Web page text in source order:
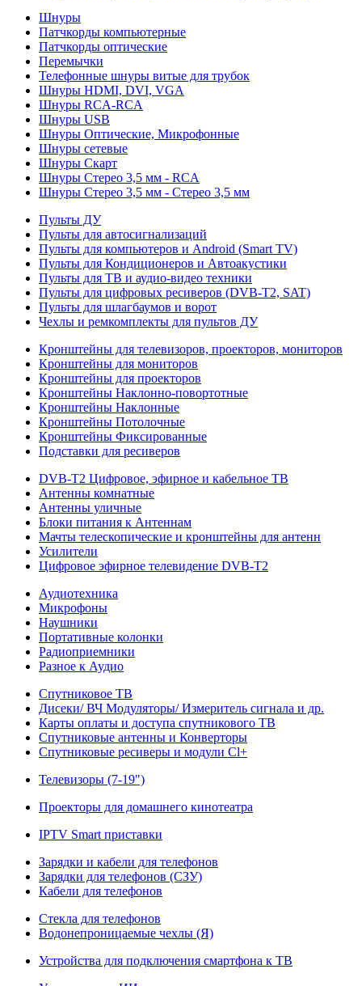
Шнуры
Патчкорды компьютерные
Патчкорды оптические
Перемычки
Телефонные шнуры витые для трубок
Шнуры HDMI, DVI, VGA
Шнуры RCA-RCA
Шнуры USB
Шнуры Оптические, Микрофонные
Шнуры сетевые
Шнуры Скарт
Шнуры Стерео 3,5 мм - RCA
Шнуры Стерео 3,5 мм - Стерео 3,5 мм
Пульты ДУ
Пульты для автосигнализаций
Пульты для компьютеров и Android (Smart TV)
Пульты для Кондиционеров и Автоакустики
Пульты для ТВ и аудио-видео техники
Пульты для цифровых ресиверов (DVB-T2, SAT)
Пульты для шлагбаумов и ворот
Чехлы и ремкомплекты для пультов ДУ
Кронштейны для телевизоров, проекторов, мониторов
Кронштейны для мониторов
Кронштейны для проекторов
Кронштейны Наклонно-повортотные
Кронштейны Наклонные
Кронштейны Потолочные
Кронштейны Фиксированные
Подставки для ресиверов
DVB-T2 Цифровое, эфирное и кабельное ТВ
Антенны комнатные
Антенны уличные
Блоки питания к Антеннам
Мачты телескопические и кронштейны для антенн
Усилители
Цифровое эфирное телевидение DVB-Т2
Аудиотехника
Микрофоны
Наушники
Портативные колонки
Радиоприемники
Разное к Аудио
Спутниковое ТВ
Дисеки/ ВЧ Модуляторы/ Измеритель сигнала и др.
Карты оплаты и доступа спутникового ТВ
Спутниковые антенны и Конверторы
Спутниковые ресиверы и модули Cl+
Телевизоры (7-19")
Проекторы для домашнего кинотеатра
IPTV Smart приставки
Зарядки и кабели для телефонов
Зарядки для телефонов (СЗУ)
Кабели для телефонов
Стекла для телефонов
Водонепроницаемые чехлы (Я)
Устройства для подключения смартфона к ТВ